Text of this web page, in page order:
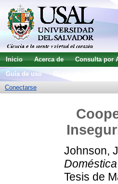
Inicio Acerca de Consulta por
Guía de uso
Conectarse
Johnson,
Tesis de